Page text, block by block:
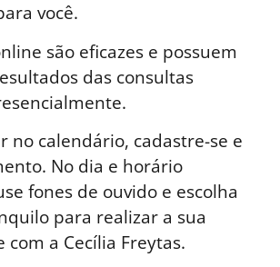
você.
são eficazes e possuem
das consultas
no calendário, cadastre-se e
No dia e horário
fones de ouvido e escolha
para realizar a sua
com a Cecília Freytas.